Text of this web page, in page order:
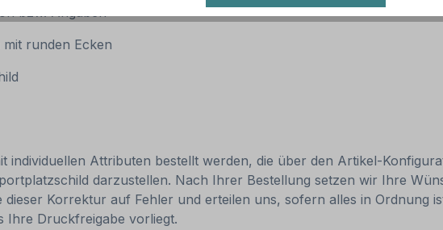
bzw. Angaben
runden Ecken
individuellen Attributen bestellt werden, die über den Artikel-
darzustellen. Nach Ihrer Bestellung setzen wir Ihre
dieser Korrektur auf Fehler und erteilen uns, sofern alles in Ordnung
Ihre Druckfreigabe vorliegt.